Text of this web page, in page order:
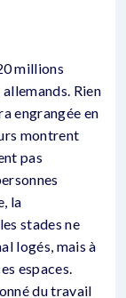
millions
Rien
engrangée en
montrent
pas
la
stades ne
logés, mais à
espaces.
du travail